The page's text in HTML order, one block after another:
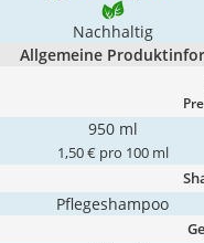
Nachhaltig
Allgemeine
950 ml
1,50 € pro 100 ml
Pflegeshampoo